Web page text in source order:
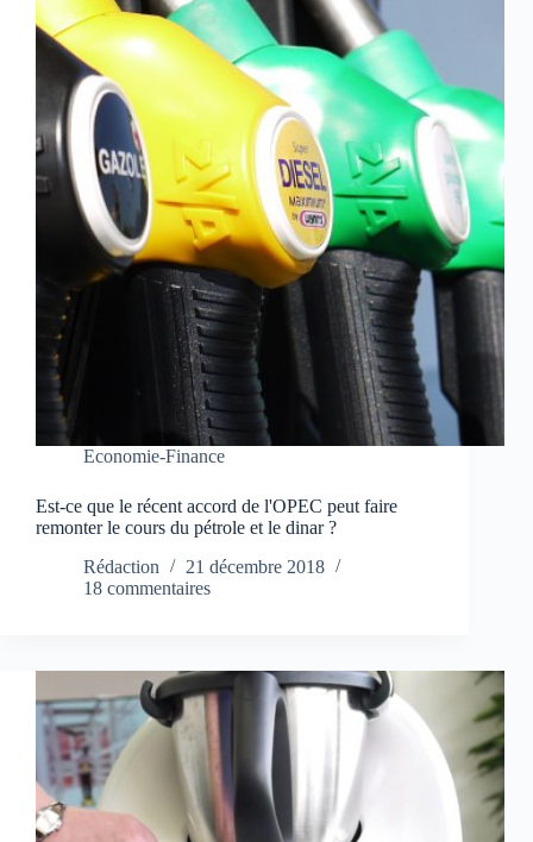
Economie-Finance
Est-ce que le récent accord de l'OPEC peut faire
remonter le cours du pétrole et le dinar ?
Rédaction
21 décembre 2018
18 commentaires